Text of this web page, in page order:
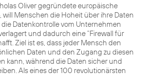
Oliver gegründete europäische
will Menschen die Hoheit über ihre Daten
Datenkontrolle vom Unternehmen
und dadurch eine “Firewall für
Ziel ist es, dass jeder Mensch den
Daten und den Zugang zu diesen
kann, während die Daten sicher und
Als eines der 100 revolutionärsten